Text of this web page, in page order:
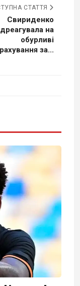
СТАТТЯ
Свириденко
на
обурливі
за...